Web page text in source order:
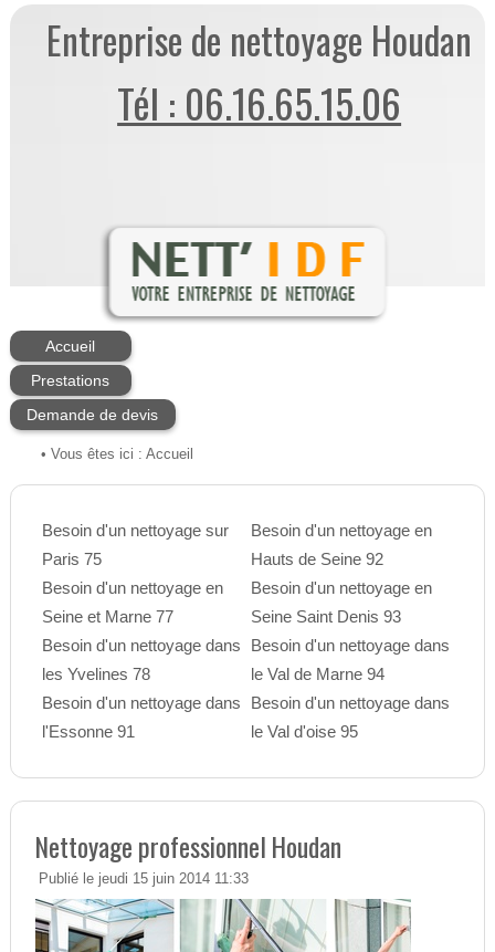
Entreprise de nettoyage Houdan
Tél : 06.16.65.15.06
Accueil
Prestations
Demande de devis
• Vous êtes ici : Accueil
Besoin d'un nettoyage sur
Paris 75
Besoin d'un nettoyage en
Seine et Marne 77
Besoin d'un nettoyage dans
les Yvelines 78
Besoin d'un nettoyage dans
l'Essonne 91
Besoin d'un nettoyage en
Hauts de Seine 92
Besoin d'un nettoyage en
Seine Saint Denis 93
Besoin d'un nettoyage dans
le Val de Marne 94
Besoin d'un nettoyage dans
le Val d'oise 95
Nettoyage professionnel Houdan
Publié le jeudi 15 juin 2014 11:33